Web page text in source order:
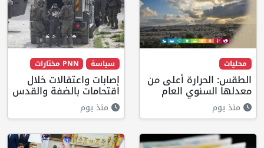
محليات
الطقس: الحرارة أعلى من
معدلها السنوي العام
منذ يوم
سياسة PNN مختارات
إصابات واعتقالات خلال
اقتحامات بالضفة والقدس
منذ يوم